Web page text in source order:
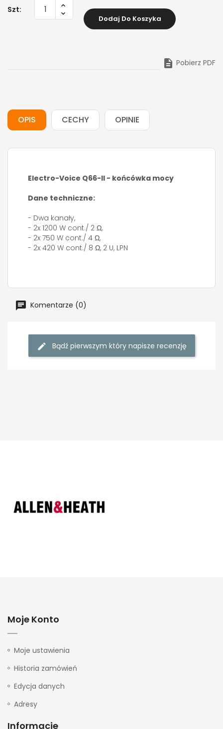
Szt:
Dodaj Do Koszyka
 Pobierz PDF
OPIS CECHY OPINIE
Electro-Voice Q66-II - końcówka mocy
Dane techniczne:
- Dwa kanały,
- 2x 1200 W cont./ 2 Ω,
- 2x 750 W cont./ 4 Ω,
- 2x 420 W cont./ 8 Ω, 2 U, LPN
Komentarze (0)
Bądź pierwszym który napisze recenzję
Moje Konto
Moje ustawienia
Historia zamówień
Edycja danych
Adresy
Informacje